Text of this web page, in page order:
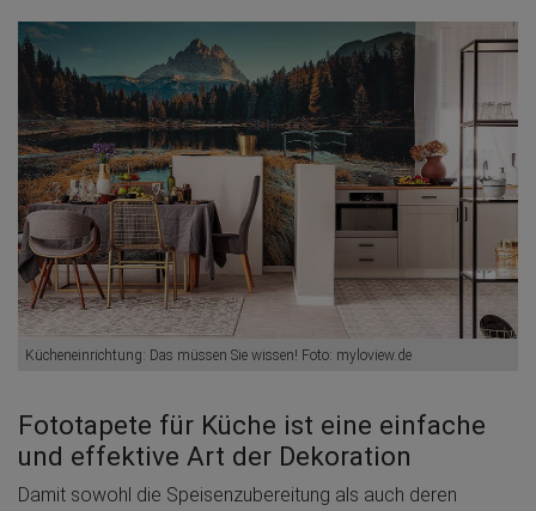
Kücheneinrichtung: Das müssen Sie wissen! Foto: myloview.de
Fototapete für Küche ist eine einfache
und effektive Art der Dekoration
Damit sowohl die Speisenzubereitung als auch deren